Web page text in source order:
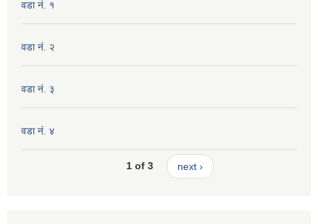
वडा नं. १
वडा नं. २
वडा नं. ३
वडा नं. ४
1 of 3 next ›